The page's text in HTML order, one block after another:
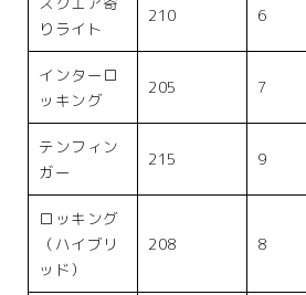
りライト
210 6
インターロ
ッキング
205 7
テンフィン
ガー
215 9
ロッキング
（ハイブリ
ッド）
208 8